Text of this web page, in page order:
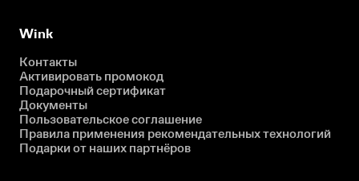
Wink
Контакты
Активировать промокод
Подарочный сертификат
Документы
Пользовательское соглашение
Правила применения рекомендательных технологий
Подарки от наших партнёров